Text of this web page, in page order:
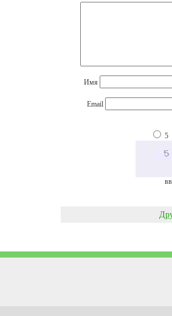
Имя
Email
5